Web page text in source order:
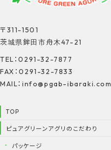
〒311-1501
茨城県鉾田市舟木47-21
TEL：0291-32-7877
FAX：0291-32-7833
MAIL：info@pgab-ibaraki.com
TOP
ピュアグリーンアグリのこだわり
パッケージ